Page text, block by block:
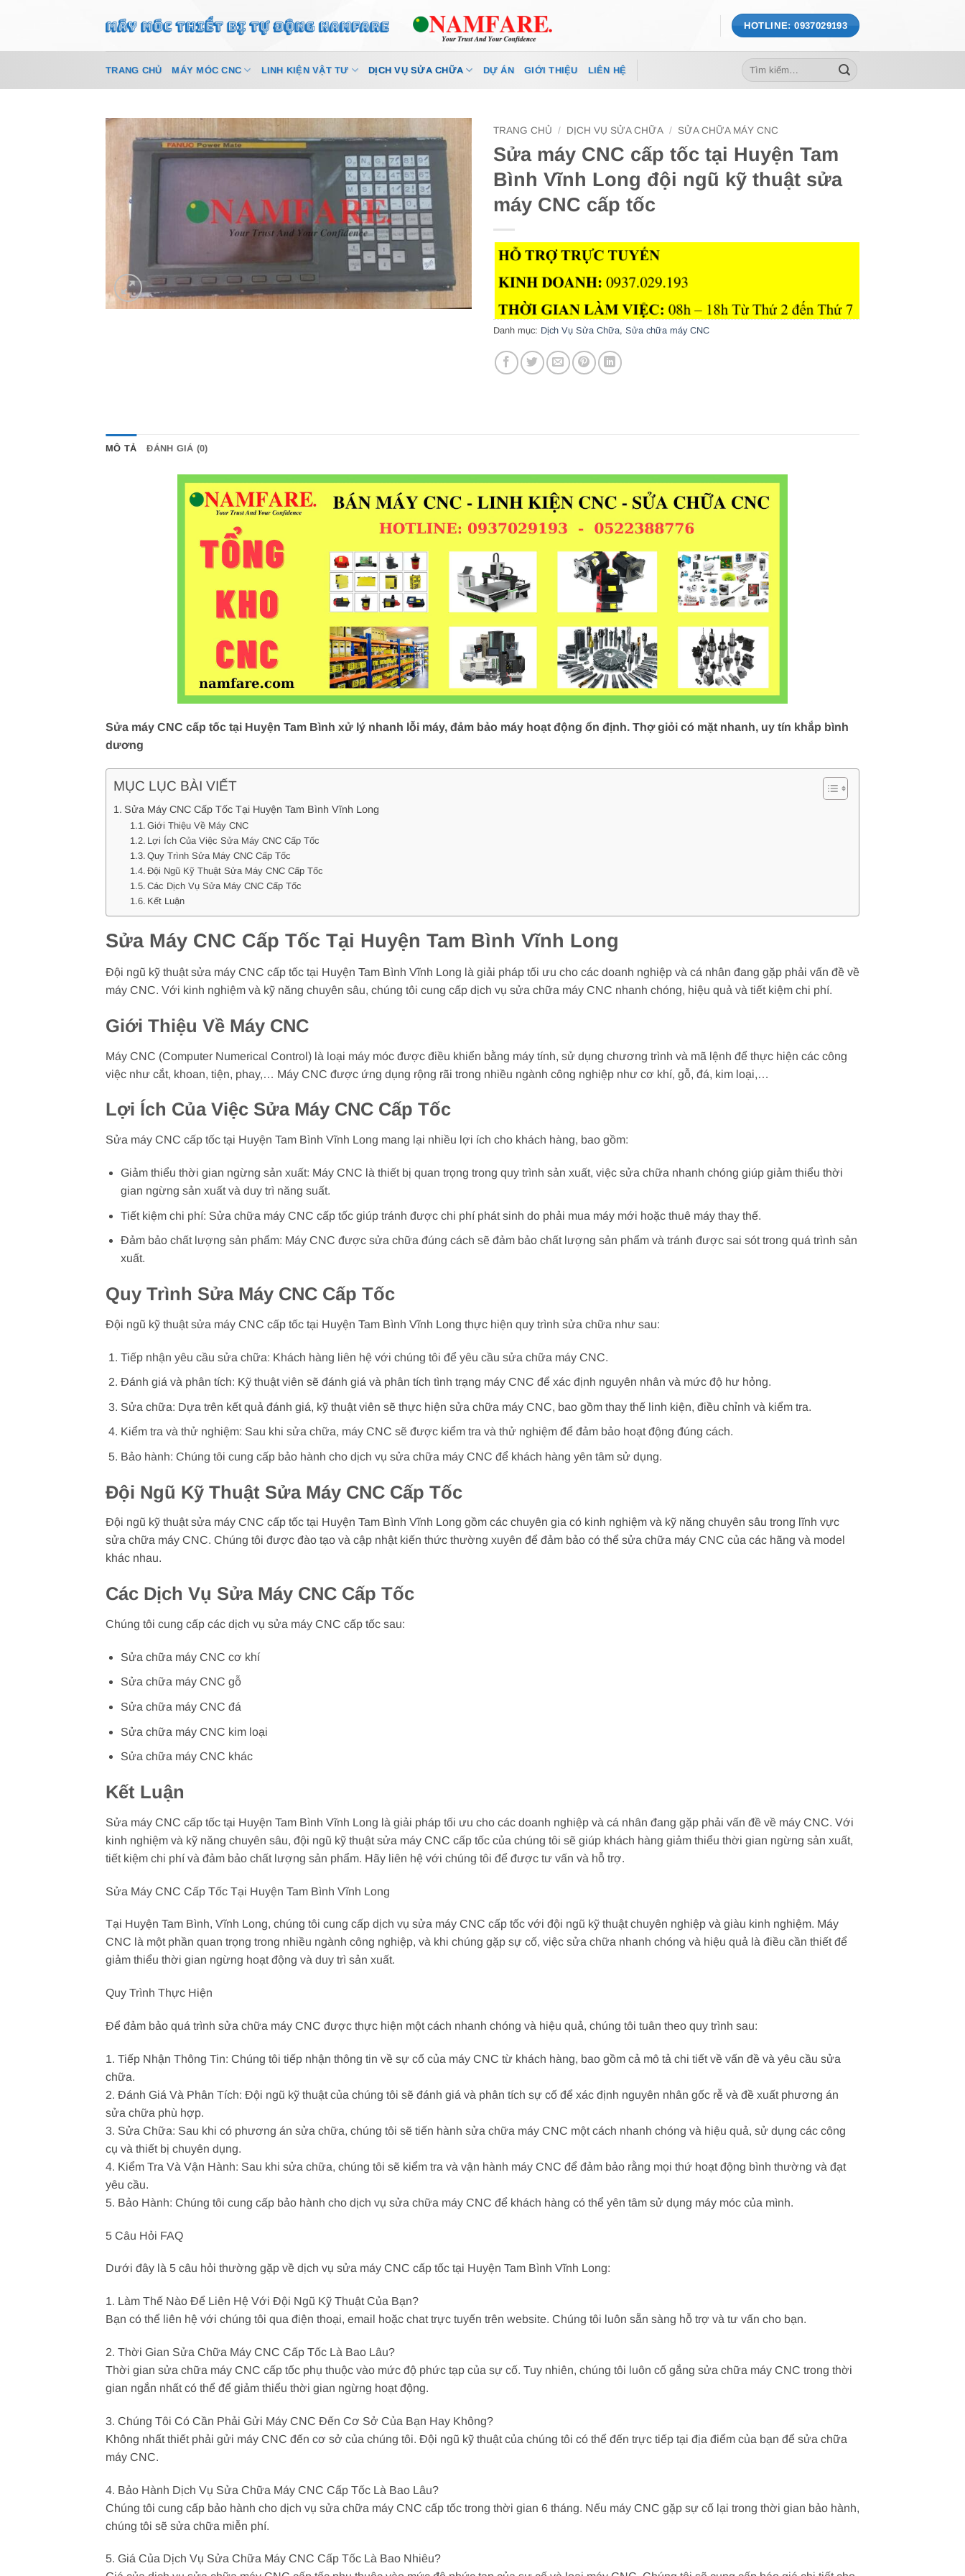
HOTLINE: 0937029193
TRANG CHỦ MÁY MÓC CNC LINH KIỆN VẬT TƯ DỊCH VỤ SỬA CHỮA DỰ ÁN GIỚI THIỆU LIÊN HỆ
Tìm
kiếm:
TRANG CHỦ / DỊCH VỤ SỬA CHỮA / SỬA CHỮA MÁY CNC
Sửa máy CNC cấp tốc tại Huyện Tam
Bình Vĩnh Long đội ngũ kỹ thuật sửa
máy CNC cấp tốc
Danh mục: Dịch Vụ Sửa Chữa, Sửa chữa máy CNC
MÔ TẢ ĐÁNH GIÁ (0)
Sửa máy CNC cấp tốc tại Huyện Tam Bình xử lý nhanh lỗi máy, đảm bảo máy hoạt động ổn định. Thợ giỏi có mặt nhanh, uy tín khắp bình
dương
MỤC LỤC BÀI VIẾT
Sửa Máy CNC Cấp Tốc Tại Huyện Tam Bình Vĩnh Long
Giới Thiệu Về Máy CNC
Lợi Ích Của Việc Sửa Máy CNC Cấp Tốc
Quy Trình Sửa Máy CNC Cấp Tốc
Đội Ngũ Kỹ Thuật Sửa Máy CNC Cấp Tốc
Các Dịch Vụ Sửa Máy CNC Cấp Tốc
Kết Luận
Sửa Máy CNC Cấp Tốc Tại Huyện Tam Bình Vĩnh Long
Đội ngũ kỹ thuật sửa máy CNC cấp tốc tại Huyện Tam Bình Vĩnh Long là giải pháp tối ưu cho các doanh nghiệp và cá nhân đang gặp phải vấn đề về
máy CNC. Với kinh nghiệm và kỹ năng chuyên sâu, chúng tôi cung cấp dịch vụ sửa chữa máy CNC nhanh chóng, hiệu quả và tiết kiệm chi phí.
Giới Thiệu Về Máy CNC
Máy CNC (Computer Numerical Control) là loại máy móc được điều khiển bằng máy tính, sử dụng chương trình và mã lệnh để thực hiện các công
việc như cắt, khoan, tiện, phay,… Máy CNC được ứng dụng rộng rãi trong nhiều ngành công nghiệp như cơ khí, gỗ, đá, kim loại,…
Lợi Ích Của Việc Sửa Máy CNC Cấp Tốc
Sửa máy CNC cấp tốc tại Huyện Tam Bình Vĩnh Long mang lại nhiều lợi ích cho khách hàng, bao gồm:
Giảm thiểu thời gian ngừng sản xuất: Máy CNC là thiết bị quan trọng trong quy trình sản xuất, việc sửa chữa nhanh chóng giúp giảm thiểu thời
gian ngừng sản xuất và duy trì năng suất.
Tiết kiệm chi phí: Sửa chữa máy CNC cấp tốc giúp tránh được chi phí phát sinh do phải mua máy mới hoặc thuê máy thay thế.
Đảm bảo chất lượng sản phẩm: Máy CNC được sửa chữa đúng cách sẽ đảm bảo chất lượng sản phẩm và tránh được sai sót trong quá trình sản
xuất.
Quy Trình Sửa Máy CNC Cấp Tốc
Đội ngũ kỹ thuật sửa máy CNC cấp tốc tại Huyện Tam Bình Vĩnh Long thực hiện quy trình sửa chữa như sau:
Tiếp nhận yêu cầu sửa chữa: Khách hàng liên hệ với chúng tôi để yêu cầu sửa chữa máy CNC.
Đánh giá và phân tích: Kỹ thuật viên sẽ đánh giá và phân tích tình trạng máy CNC để xác định nguyên nhân và mức độ hư hỏng.
Sửa chữa: Dựa trên kết quả đánh giá, kỹ thuật viên sẽ thực hiện sửa chữa máy CNC, bao gồm thay thế linh kiện, điều chỉnh và kiểm tra.
Kiểm tra và thử nghiệm: Sau khi sửa chữa, máy CNC sẽ được kiểm tra và thử nghiệm để đảm bảo hoạt động đúng cách.
Bảo hành: Chúng tôi cung cấp bảo hành cho dịch vụ sửa chữa máy CNC để khách hàng yên tâm sử dụng.
Đội Ngũ Kỹ Thuật Sửa Máy CNC Cấp Tốc
Đội ngũ kỹ thuật sửa máy CNC cấp tốc tại Huyện Tam Bình Vĩnh Long gồm các chuyên gia có kinh nghiệm và kỹ năng chuyên sâu trong lĩnh vực
sửa chữa máy CNC. Chúng tôi được đào tạo và cập nhật kiến thức thường xuyên để đảm bảo có thể sửa chữa máy CNC của các hãng và model
khác nhau.
Các Dịch Vụ Sửa Máy CNC Cấp Tốc
Chúng tôi cung cấp các dịch vụ sửa máy CNC cấp tốc sau:
Sửa chữa máy CNC cơ khí
Sửa chữa máy CNC gỗ
Sửa chữa máy CNC đá
Sửa chữa máy CNC kim loại
Sửa chữa máy CNC khác
Kết Luận
Sửa máy CNC cấp tốc tại Huyện Tam Bình Vĩnh Long là giải pháp tối ưu cho các doanh nghiệp và cá nhân đang gặp phải vấn đề về máy CNC. Với
kinh nghiệm và kỹ năng chuyên sâu, đội ngũ kỹ thuật sửa máy CNC cấp tốc của chúng tôi sẽ giúp khách hàng giảm thiểu thời gian ngừng sản xuất,
tiết kiệm chi phí và đảm bảo chất lượng sản phẩm. Hãy liên hệ với chúng tôi để được tư vấn và hỗ trợ.
Sửa Máy CNC Cấp Tốc Tại Huyện Tam Bình Vĩnh Long
Tại Huyện Tam Bình, Vĩnh Long, chúng tôi cung cấp dịch vụ sửa máy CNC cấp tốc với đội ngũ kỹ thuật chuyên nghiệp và giàu kinh nghiệm. Máy
CNC là một phần quan trọng trong nhiều ngành công nghiệp, và khi chúng gặp sự cố, việc sửa chữa nhanh chóng và hiệu quả là điều cần thiết để
giảm thiểu thời gian ngừng hoạt động và duy trì sản xuất.
Quy Trình Thực Hiện
Để đảm bảo quá trình sửa chữa máy CNC được thực hiện một cách nhanh chóng và hiệu quả, chúng tôi tuân theo quy trình sau:
1. Tiếp Nhận Thông Tin: Chúng tôi tiếp nhận thông tin về sự cố của máy CNC từ khách hàng, bao gồm cả mô tả chi tiết về vấn đề và yêu cầu sửa
chữa.
2. Đánh Giá Và Phân Tích: Đội ngũ kỹ thuật của chúng tôi sẽ đánh giá và phân tích sự cố để xác định nguyên nhân gốc rễ và đề xuất phương án
sửa chữa phù hợp.
3. Sửa Chữa: Sau khi có phương án sửa chữa, chúng tôi sẽ tiến hành sửa chữa máy CNC một cách nhanh chóng và hiệu quả, sử dụng các công
cụ và thiết bị chuyên dụng.
4. Kiểm Tra Và Vận Hành: Sau khi sửa chữa, chúng tôi sẽ kiểm tra và vận hành máy CNC để đảm bảo rằng mọi thứ hoạt động bình thường và đạt
yêu cầu.
5. Bảo Hành: Chúng tôi cung cấp bảo hành cho dịch vụ sửa chữa máy CNC để khách hàng có thể yên tâm sử dụng máy móc của mình.
5 Câu Hỏi FAQ
Dưới đây là 5 câu hỏi thường gặp về dịch vụ sửa máy CNC cấp tốc tại Huyện Tam Bình Vĩnh Long:
1. Làm Thế Nào Để Liên Hệ Với Đội Ngũ Kỹ Thuật Của Bạn?
Bạn có thể liên hệ với chúng tôi qua điện thoại, email hoặc chat trực tuyến trên website. Chúng tôi luôn sẵn sàng hỗ trợ và tư vấn cho bạn.
2. Thời Gian Sửa Chữa Máy CNC Cấp Tốc Là Bao Lâu?
Thời gian sửa chữa máy CNC cấp tốc phụ thuộc vào mức độ phức tạp của sự cố. Tuy nhiên, chúng tôi luôn cố gắng sửa chữa máy CNC trong thời
gian ngắn nhất có thể để giảm thiểu thời gian ngừng hoạt động.
3. Chúng Tôi Có Cần Phải Gửi Máy CNC Đến Cơ Sở Của Bạn Hay Không?
Không nhất thiết phải gửi máy CNC đến cơ sở của chúng tôi. Đội ngũ kỹ thuật của chúng tôi có thể đến trực tiếp tại địa điểm của bạn để sửa chữa
máy CNC.
4. Bảo Hành Dịch Vụ Sửa Chữa Máy CNC Cấp Tốc Là Bao Lâu?
Chúng tôi cung cấp bảo hành cho dịch vụ sửa chữa máy CNC cấp tốc trong thời gian 6 tháng. Nếu máy CNC gặp sự cố lại trong thời gian bảo hành,
chúng tôi sẽ sửa chữa miễn phí.
5. Giá Của Dịch Vụ Sửa Chữa Máy CNC Cấp Tốc Là Bao Nhiêu?